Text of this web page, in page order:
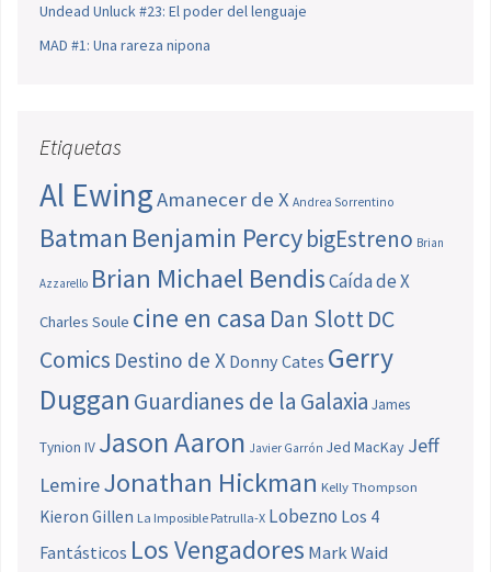
Undead Unluck #23: El poder del lenguaje
MAD #1: Una rareza nipona
Etiquetas
Al EwingAmanecer de X Andrea Sorrentino
Batman Benjamin PercybigEstreno Brian
Azzarello Brian Michael BendisCaída de X
Charles Soule cine en casa Dan SlottDC
Comics Destino de X Donny Cates Gerry
Duggan Guardianes de la Galaxia James
Tynion IV Jason Aaron Javier Garrón Jed MacKay Jeff
LemireJonathan Hickman Kelly Thompson
Kieron Gillen La Imposible Patrulla-X Lobezno Los 4
Fantásticos Los Vengadores Mark Waid